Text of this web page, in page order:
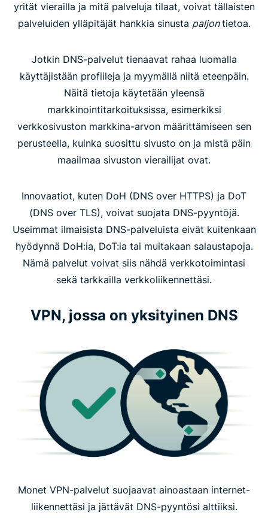
yrität vierailla ja mitä palveluja tilaat, voivat tällaisten
palveluiden ylläpitäjät hankkia sinusta paljontietoa.
Jotkin DNS-palvelut tienaavat rahaa luomalla
käyttäjistään profiileja ja myymällä niitä eteenpäin.
Näitä tietoja käytetään yleensä
markkinointitarkoituksissa, esimerkiksi
verkkosivuston markkina-arvon määrittämiseen sen
perusteella, kuinka suosittu sivusto on ja mistä päin
maailmaa sivuston vierailijat ovat.
Innovaatiot, kuten DoH (DNS over HTTPS) ja DoT
(DNS over TLS), voivat suojata DNS-pyyntöjä.
Useimmat ilmaisista DNS-palveluista eivät kuitenkaan
hyödynnä DoH:ia, DoT:ia tai muitakaan salaustapoja.
Nämä palvelut voivat siis nähdä verkkotoimintasi
sekä tarkkailla verkkoliikennettäsi.
VPN, jossa on yksityinen DNS
Monet VPN-palvelut suojaavat ainoastaan internet-
liikennettäsi ja jättävät DNS-pyyntösi alttiiksi.